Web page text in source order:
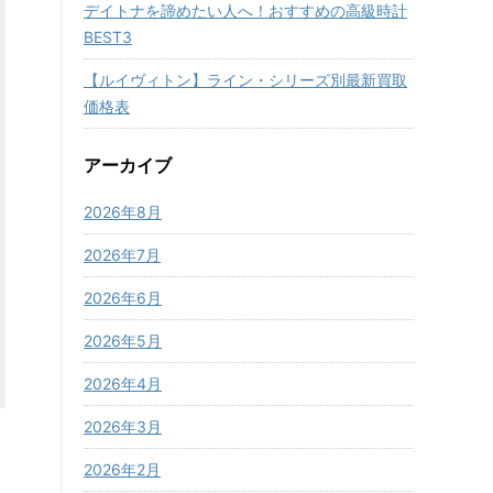
デイトナを諦めたい人へ！おすすめの高級時計
BEST3
【ルイヴィトン】ライン・シリーズ別最新買取
価格表
アーカイブ
2026年8月
2026年7月
2026年6月
2026年5月
2026年4月
2026年3月
2026年2月